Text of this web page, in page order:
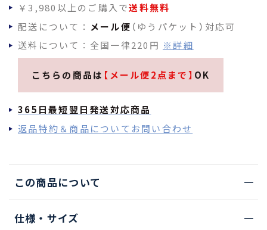
￥3,980以上のご購入で送料無料
配送について： メール便 （ゆうパケット）対応可
送料について：全国一律220円 ※詳細
こちらの商品は 【メール便2点まで】 OK
365日最短翌日発送対応商品
返品特約＆商品についてお問い合わせ
この商品について
仕様・サイズ